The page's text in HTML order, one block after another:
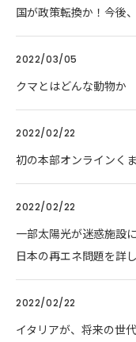
国が政策転換か！今後
2022/03/05
クマとはどんな動物
2022/02/22
初の本部オンラインく
2022/02/22
一部太陽光が迷惑施設
日本の再エネ問題を詳
2022/02/22
イタリアが、将来の世